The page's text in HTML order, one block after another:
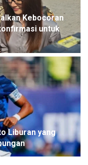
Kebocoran
untuk
Liburan yang